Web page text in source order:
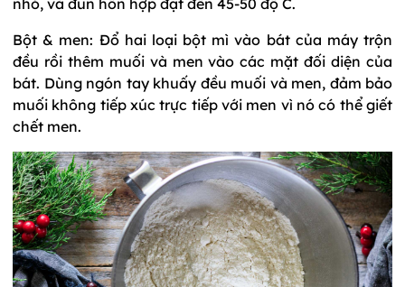
nhỏ, và đun hỗn hợp đạt đến 45-50 độ C.
Bột & men: Đổ hai loại bột mì vào bát của máy trộn
đều rồi thêm muối và men vào các mặt đối diện của
bát. Dùng ngón tay khuấy đều muối và men, đảm bảo
muối không tiếp xúc trực tiếp với men vì nó có thể giết
chết men.